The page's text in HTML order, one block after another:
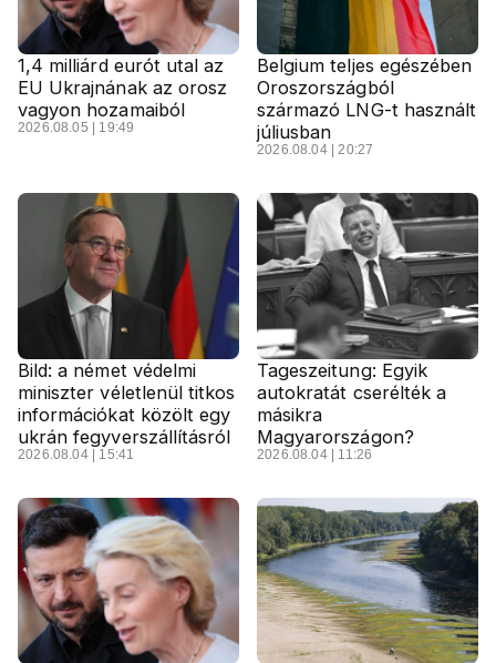
1,4 milliárd eurót utal az
EU Ukrajnának az orosz
vagyon hozamaiból
2026.08.05 | 19:49
Belgium teljes egészében
Oroszországból
származó LNG-t használt
júliusban
2026.08.04 | 20:27
Bild: a német védelmi
miniszter véletlenül titkos
információkat közölt egy
ukrán fegyverszállításról
2026.08.04 | 15:41
Tageszeitung: Egyik
autokratát cserélték a
másikra
Magyarországon?
2026.08.04 | 11:26